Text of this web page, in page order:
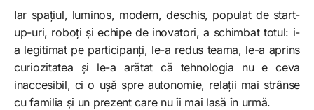
Iar spațiul, luminos, modern, deschis, populat de start-
up-uri, roboți și echipe de inovatori, a schimbat totul: i-
a legitimat pe participanți, le-a redus teama, le-a aprins
curiozitatea și le-a arătat că tehnologia nu e ceva
inaccesibil, ci o ușă spre autonomie, relații mai strânse
cu familia și un prezent care nu îi mai lasă în urmă.